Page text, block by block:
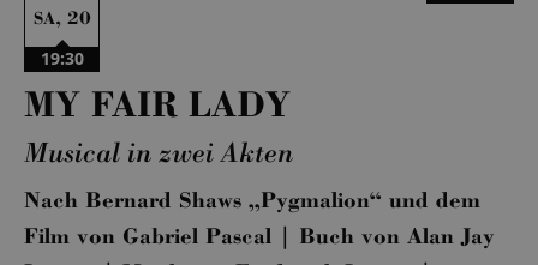
SA, 20
19:30
MY FAIR LADY
Musical in zwei Akten
Nach Bernard Shaws „Pygmalion“ und dem
Film von Gabriel Pascal | Buch von Alan Jay